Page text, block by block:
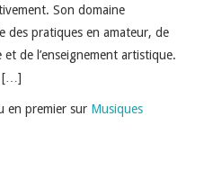
Son domaine
des pratiques en amateur, de
de l’enseignement artistique.
[…]
en premier sur Musiques